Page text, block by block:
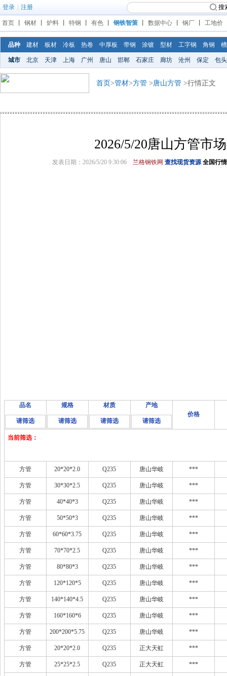
登录 注册 搜
首页 钢材 炉料 特钢 有色 钢铁智策 数据中心 钢厂 工地价
品种 建材 板材 冷板 热卷 中厚板 带钢 涂镀 型材 工字钢 角钢
城市 北京 天津 上海 广州 唐山 邯郸 石家庄 廊坊 沧州 保定 包头
首页>管材>方管 >唐山方管 >行情正文
2026/5/20唐山方管市
发表日期：2026/5/20 9:30:06 兰格钢铁网 查找现货资源 全国行
品名
请筛选
规格
请筛选
材质
请筛选
产地
请筛选
价格
当前筛选：
方管 20*20*2.0 Q235 唐山华岐 ***
方管 30*30*2.5 Q235 唐山华岐 ***
方管 40*40*3 Q235 唐山华岐 ***
方管 50*50*3 Q235 唐山华岐 ***
方管 60*60*3.75 Q235 唐山华岐 ***
方管 70*70*2.5 Q235 唐山华岐 ***
方管 80*80*3 Q235 唐山华岐 ***
方管 120*120*5 Q235 唐山华岐 ***
方管 140*140*4.5 Q235 唐山华岐 ***
方管 160*160*6 Q235 唐山华岐 ***
方管 200*200*5.75 Q235 唐山华岐 ***
方管 20*20*2.0 Q235 正大天虹 ***
方管 25*25*2.5 Q235 正大天虹 ***